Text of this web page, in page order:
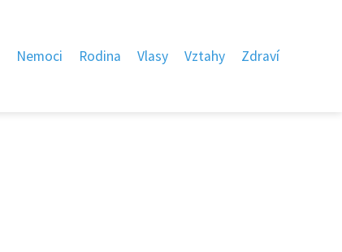
Nemoci Rodina Vlasy Vztahy Zdraví